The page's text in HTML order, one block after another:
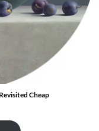
Cheap